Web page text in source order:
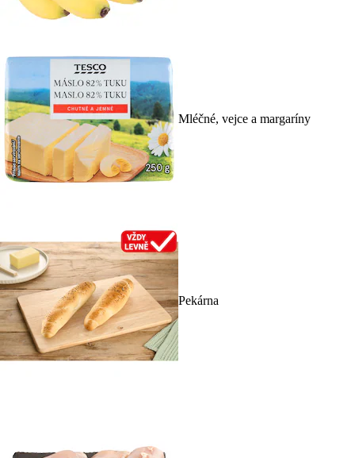
Mléčné, vejce a margaríny
Pekárna